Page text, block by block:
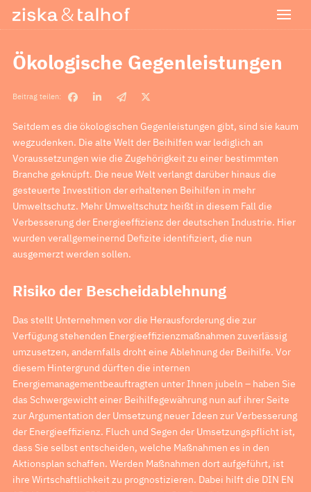
Ökologische Gegenleistungen
Beitrag teilen:
Seitdem es die ökologischen Gegenleistungen gibt, sind sie kaum
wegzudenken. Die alte Welt der Beihilfen war lediglich an
Voraussetzungen wie die Zugehörigkeit zu einer bestimmten
Branche geknüpft. Die neue Welt verlangt darüber hinaus die
gesteuerte Investition der erhaltenen Beihilfen in mehr
Umweltschutz. Mehr Umweltschutz heißt in diesem Fall die
Verbesserung der Energieeffizienz der deutschen Industrie. Hier
wurden verallgemeinernd Defizite identifiziert, die nun
ausgemerzt werden sollen.
Risiko der Bescheidablehnung
Das stellt Unternehmen vor die Herausforderung die zur
Verfügung stehenden Energieeffizienzmaßnahmen zuverlässig
umzusetzen, andernfalls droht eine Ablehnung der Beihilfe. Vor
diesem Hintergrund dürften die internen
Energiemanagementbeauftragten unter Ihnen jubeln – haben Sie
das Schwergewicht einer Beihilfegewährung nun auf ihrer Seite
zur Argumentation der Umsetzung neuer Ideen zur Verbesserung
der Energieeffizienz. Fluch und Segen der Umsetzungspflicht ist,
dass Sie selbst entscheiden, welche Maßnahmen es in den
Aktionsplan schaffen. Werden Maßnahmen dort aufgeführt, ist
ihre Wirtschaftlichkeit zu prognostizieren. Dabei hilft die DIN EN